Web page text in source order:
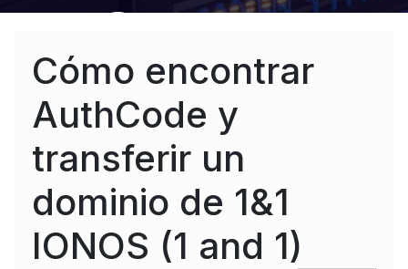
FAQ
Cómo encontrar
AuthCode y
transferir un
dominio de 1&1
IONOS (1 and 1)